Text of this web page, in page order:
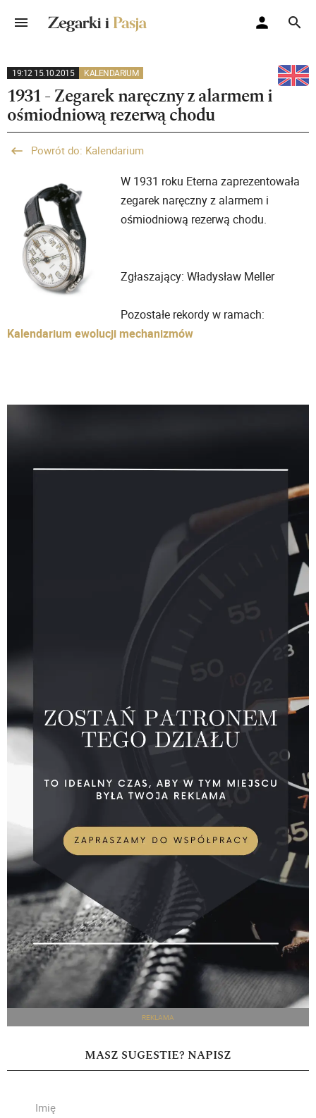
19:12 15.10.2015 KALENDARIUM
1931 - Zegarek naręczny z alarmem i
ośmiodniową rezerwą chodu
Powrót do: Kalendarium
W 1931 roku Eterna zaprezentowała
zegarek naręczny z alarmem i
ośmiodniową rezerwą chodu.
Zgłaszający: Władysław Meller
Pozostałe rekordy w ramach:
Kalendarium ewolucji mechanizmów
REKLAMA
MASZ SUGESTIE? NAPISZ